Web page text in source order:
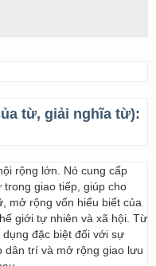
từ, giải nghĩa từ):
rộng lớn. Nó cung cấp
giao tiếp, giúp cho
mở rộng vốn hiểu biết của
giới tự nhiên và xã hội. Từ
đặc biệt đối với sự
dân trí và mở rộng giao lưu